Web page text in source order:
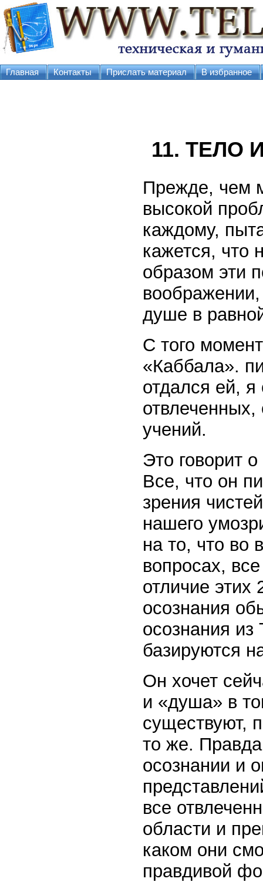
Главная Контакты Прислать материал В избранное
11. ТЕЛО
Прежде, чем
высокой
каждому,
кажется, что
образом эти
душе в
С того
«Каббала».
отдался ей,
учений.
Это говорит
Все, что он
зрения
нашего
на то, что во
вопросах,
отличие этих
осознания
осознания
базируются
Он хочет
и «душа» в
существуют,
то же. Правда
осознании и
все
области и
каком они
правдивой